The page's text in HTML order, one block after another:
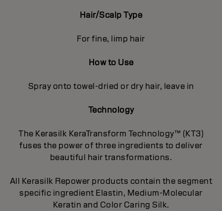
Hair/Scalp Type
For fine, limp hair
How to Use
Spray onto towel-dried or dry hair, leave in
Technology
The Kerasilk KeraTransform Technology™ (KT3)
fuses the power of three ingredients to deliver
beautiful hair transformations.
All Kerasilk Repower products contain the segment
specific ingredient Elastin, Medium-Molecular
Keratin and Color Caring Silk.